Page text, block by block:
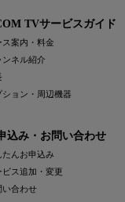
TVサービスガイド
ス案内・料金
ンネル紹介
ション・周辺機器
込み・お問い合わせ
たんお申込み
ビス追加・変更
い合わせ